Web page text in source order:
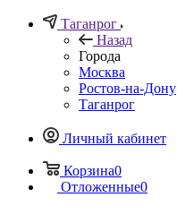
Таганрог
Назад
Города
Москва
Ростов-на-Дону
Таганрог
Личный кабинет
Корзина0
Отложенные0